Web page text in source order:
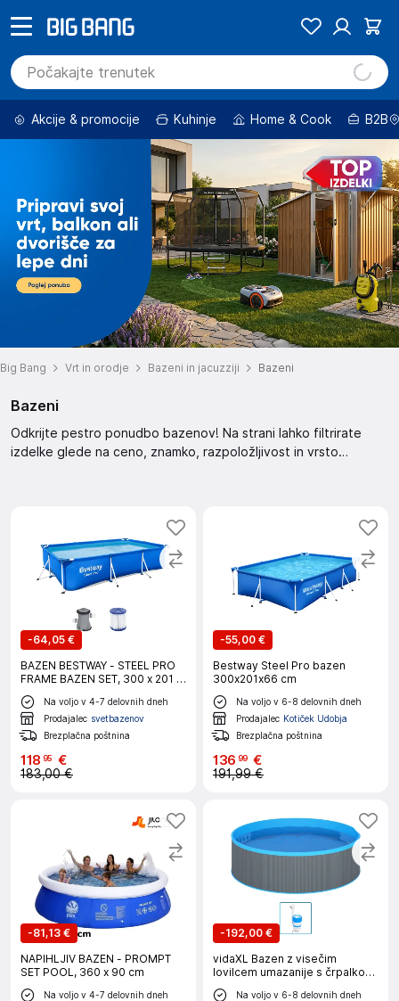
Akcije & promocije Kuhinje Home & Cook B2B
Big Bang Vrt in orodje Bazeni in jacuzziji Bazeni
Bazeni
Odkrijte pestro ponudbo bazenov! Na strani lahko filtrirate
izdelke glede na ceno, znamko, razpoložljivost in vrsto
-64,05 €
BAZEN BESTWAY - STEEL PRO
FRAME BAZEN SET, 300 x 201 x
66 cm
Na voljo v 4-7 delovnih dneh
Prodajalec svetbazenov
Brezplačna poštnina
118 95 €
183,00 €
-55,00 €
Bestway Steel Pro bazen
300x201x66 cm
Na voljo v 6-8 delovnih dneh
Prodajalec Kotiček Udobja
Brezplačna poštnina
136 99 €
191,99 €
-81,13 €
NAPIHLJIV BAZEN - PROMPT
SET POOL, 360 x 90 cm
Na voljo v 4-7 delovnih dneh
-192,00 €
vidaXL Bazen z visečim
lovilcem umazanije s črpalko
350x90 cm siv
Na voljo v 6-8 delovnih dneh